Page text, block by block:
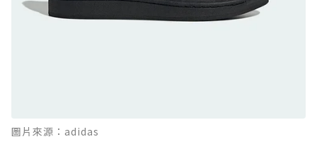
防水鞋推薦 11. On Cloudhorizon 2 WP：腳
感軟彈、搭載 Missiongrip™ 的防水輕越野鞋
Boot：馬汀首款雨靴登場，經典八孔加上全防
圖片來源：adidas